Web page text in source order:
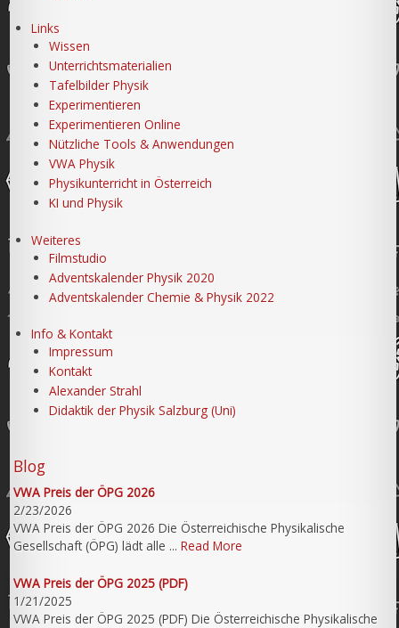
Links
Wissen
Unterrichtsmaterialien
Tafelbilder Physik
Experimentieren
Experimentieren Online
Nützliche Tools & Anwendungen
VWA Physik
Physikunterricht in Österreich
KI und Physik
Weiteres
Filmstudio
Adventskalender Physik 2020
Adventskalender Chemie & Physik 2022
Info & Kontakt
Impressum
Kontakt
Alexander Strahl
Didaktik der Physik Salzburg (Uni)
Blog
VWA Preis der ÖPG 2026
2/23/2026
VWA Preis der ÖPG 2026 Die Österreichische Physikalische
Gesellschaft (ÖPG) lädt alle ...Read More
VWA Preis der ÖPG 2025 (PDF)
1/21/2025
VWA Preis der ÖPG 2025 (PDF) Die Österreichische Physikalische